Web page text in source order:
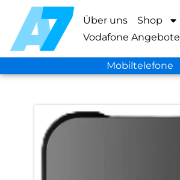
Über uns Shop
Vodafone Angebote
Mobiltelefone